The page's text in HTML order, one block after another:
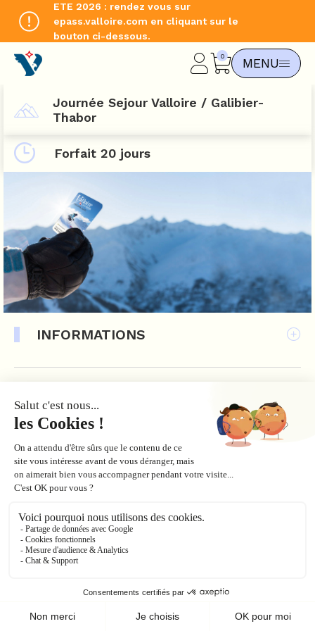
ETE 2026 : rendez vous sur
epass.valloire.com en cliquant sur le
bouton ci-dessous.
MENU
Journée Sejour Valloire / Galibier-
Thabor
Forfait 20 jours
INFORMATIONS
VALIDITE
Ce produit n'est plus disponible à l'achat
CHANGER DE LANGUE
EN